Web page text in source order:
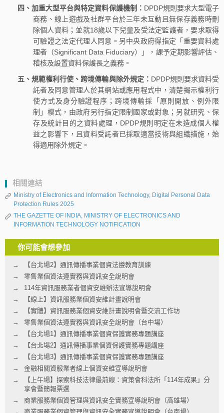
四、加重大型平台與特定資料保護機制： DPDP規則要求大型電子
商務、線上遊戲及社群平台於三年未互動且無保存義務時刪
除個人資料；並就18歲以下兒童及受法定監護者，要求取得
可驗證之法定代理人同意。另中央政府得指定「重要資料處
理者（Significant Data Fiduciary）」，課予定期影響評估、
稽核及設置資料保護長之義務。
五、規範權利行使、跨境傳輸與除外規定： DPDP規則要求資料受
託者及同意管理人於其網站或應用程式中，清楚揭示權利行
使方式及身分驗證程序；跨境傳輸採「原則開放、例外限
制」模式，由政府另行指定限制國家或對象；另就研究、保
存及統計目的之資料處理，DPDP規則明定在未造成個人權
益之影響下，且資料受託者已採取適當技術與組織措施，始
得適用除外規定。
相關連結
Ministry of Electronics and Information Technology, Digital Personal Data
Protection Rules 2025
THE GAZETTE OF INDIA, MINISTRY OF ELECTRONICS AND
INFORMATION TECHNOLOGY NOTIFICATION
你可能會想參加
【台北場2】通訊傳播事業個資法遵教育訓練
零售業個資法遵實務與資訊安全說明會
114年資訊服務業者個資安維辦法宣導說明會
【線上】資訊服務業個資安維計畫說明會
【實體】資訊服務業個資安維計畫說明會暨交流工作坊
零售業個資法遵實務與資訊安全說明會（台中場）
【台北場1】通訊傳播事業個資保護實務專題講座
【台北場2】通訊傳播事業個資保護實務專題講座
【台北場3】通訊傳播事業個資保護實務專題講座
金融相關資服業者線上個資安維宣導說明會
【上午場】探索科技法律最前線：資策會科法所「114年成果」分
享會暨簡報票選
商業服務業個資管理與資訊安全實務宣導說明會（高雄場）